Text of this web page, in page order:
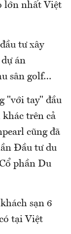
lớn nhất Việt
tư xây
án
sân golf…
"với tay" đầu
trên cả
cũng đã
Đầu tư du
phần Du
sạn 6
tại Việt